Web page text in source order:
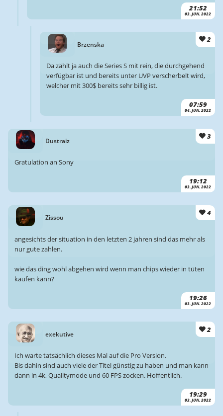
21:52
03. JUN. 2022
Brzenska
2
07:59
04. JUN. 2022
Da zählt ja auch die Series S mit rein, die durchgehend
verfügbar ist und bereits unter UVP verscherbelt wird,
welcher mit 300$ bereits sehr billig ist.
Dustraiz
3
19:12
03. JUN. 2022
Gratulation an Sony
Zissou
4
19:26
03. JUN. 2022
angesichts der situation in den letzten 2 jahren sind das mehr als
nur gute zahlen.
wie das ding wohl abgehen wird wenn man chips wieder in tüten
kaufen kann?
exekutive
2
19:29
03. JUN. 2022
Ich warte tatsächlich dieses Mal auf die Pro Version.
Bis dahin sind auch viele der Titel günstig zu haben und man kann
dann in 4k, Qualitymode und 60 FPS zocken. Hoffentlich.